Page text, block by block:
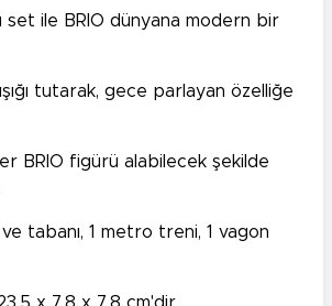
set ile BRIO dünyana modern bir
tutarak, gece parlayan özelliğe
BRIO figürü alabilecek şekilde
tabanı, 1 metro treni, 1 vagon
x 7,8 x 7,8 cm'dir.